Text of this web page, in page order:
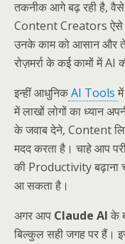
तकनीक आगे बढ़ रही है,
Content Creators ऐसे
उनके काम को आसान और
रोज़मर्रा के कई कामों में
इन्हीं आधुनिकAI Tools में
में लाखों लोगों का ध्यान
के जवाब देने, Content
मदद करता है। चाहे आप
की Productivity
आ सकता है।
अगर आप Claude AI के
बिल्कुल सही जगह पर हैं।